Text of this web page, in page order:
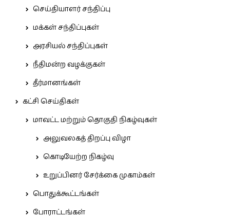
செய்தியாளர் சந்திப்பு
மக்கள் சந்திப்புகள்
அரசியல் சந்திப்புகள்
நீதிமன்ற வழக்குகள்
தீர்மானங்கள்
கட்சி செய்திகள்
மாவட்ட மற்றும் தொகுதி நிகழ்வுகள்
அலுவலகத் திறப்பு விழா
கொடியேற்ற நிகழ்வு
உறுப்பினர் சேர்க்கை முகாம்கள்
பொதுக்கூட்டங்கள்
போராட்டங்கள்